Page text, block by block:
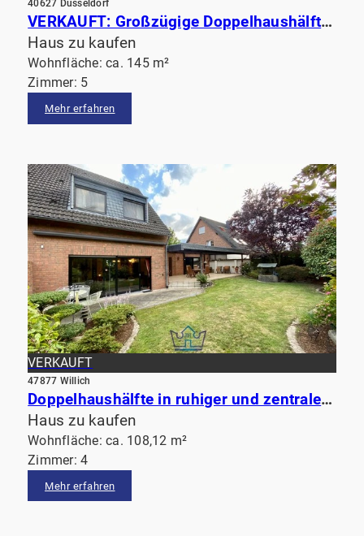
40627 Düsseldorf
VERKAUFT: Großzügige Doppelhaushälfte mit Atmosphäre & großem Garten direkt am Waldrand
Haus zu kaufen
Wohnfläche: ca. 145 m²
Zimmer: 5
Mehr erfahren
VERKAUFT
47877 Willich
Doppelhaushälfte in ruhiger und zentraler Lage von Alt-Willich
Haus zu kaufen
Wohnfläche: ca. 108,12 m²
Zimmer: 4
Mehr erfahren